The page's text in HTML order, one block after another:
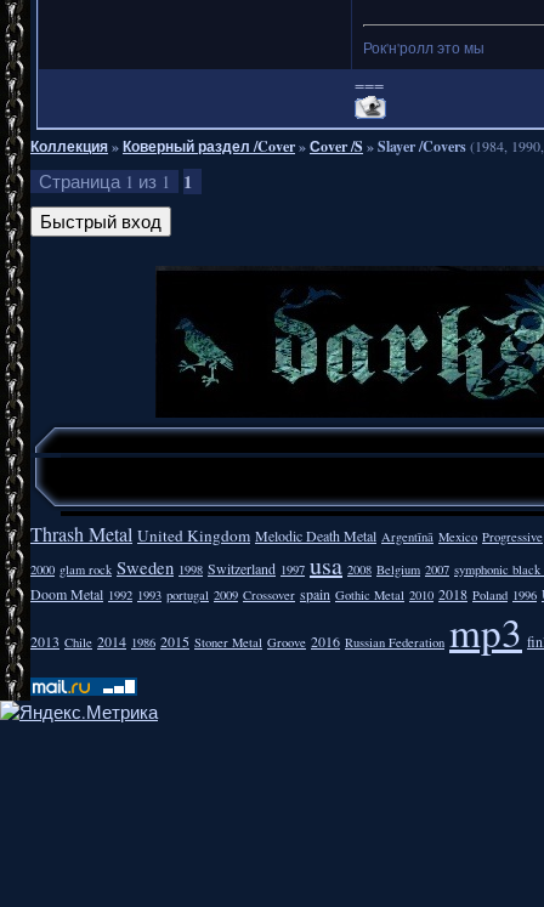
Рок'н'ролл это мы
===
Коллекция»Коверный раздел /Cover»Сover /S »Slayer /Covers(1984,
Страница 1 из 1 1
Thrash Metal United Kingdom Melodic Death Metal Argentīnā Mexico Progressive
2000 glam rock Sweden 1998 Switzerland 1997 usa 2008 Belgium 2007 symphonic
Doom Metal 1992 1993 portugal 2009 Crossover spain Gothic Metal 2010 2018 Poland 1996
2013 Chile 2014 1986 2015 Stoner Metal Groove 2016 Russian Federation mp3